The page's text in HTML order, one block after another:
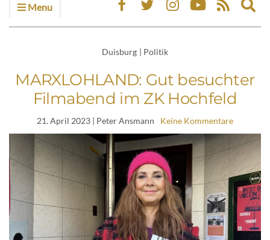
Menu
Duisburg | Politik
MARXLOHLAND: Gut besuchter
Filmabend im ZK Hochfeld
21. April 2023 | Peter Ansmann Keine Kommentare